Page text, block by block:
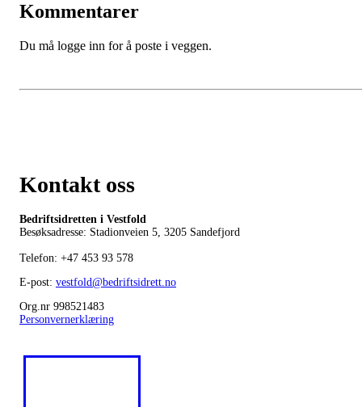
Kommentarer
Du må logge inn for å poste i veggen.
Kontakt oss
Bedriftsidretten i Vestfold
Besøksadresse: Stadionveien 5, 3205 Sandefjord
Telefon: +47 453 93 578
E-post: vestfold@bedriftsidrett.no
Org.nr 998521483
Personvernerklæring